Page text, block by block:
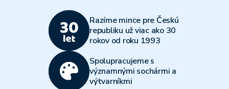
Razíme mince pre Českú
republiku už viac ako 30
rokov od roku 1993
Spolupracujeme s
významnými sochármi a
výtvarníkmi